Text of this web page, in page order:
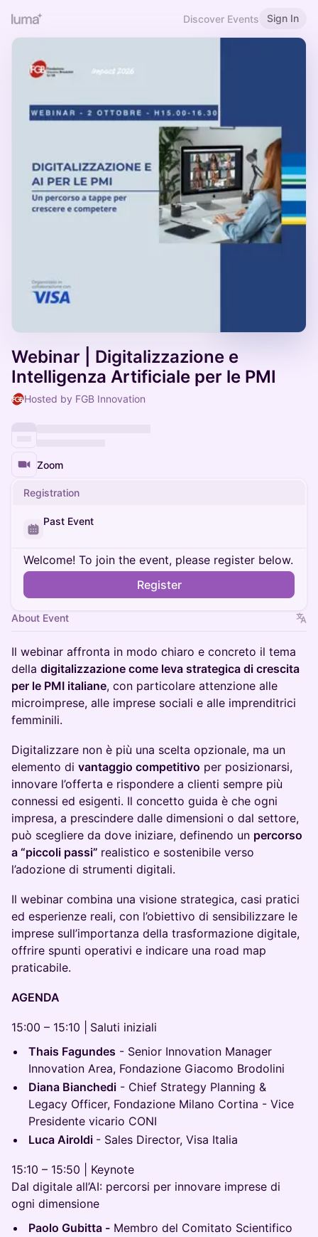
Discover Events Sign In
Webinar | Digitalizzazione e
Intelligenza Artificiale per le PMI
Hosted by FGB Innovation
Zoom
Registration
Past Event
Welcome! To join the event, please register below.
Register
About Event
Il webinar affronta in modo chiaro e concreto il tema
della digitalizzazione come leva strategica di crescita
per le PMI italiane, con particolare attenzione alle
microimprese, alle imprese sociali e alle imprenditrici
femminili.
Digitalizzare non è più una scelta opzionale, ma un
elemento di vantaggio competitivo per posizionarsi,
innovare l’offerta e rispondere a clienti sempre più
connessi ed esigenti. Il concetto guida è che ogni
impresa, a prescindere dalle dimensioni o dal settore,
può scegliere da dove iniziare, definendo un percorso
a “piccoli passi” realistico e sostenibile verso
l’adozione di strumenti digitali.
Il webinar combina una visione strategica, casi pratici
ed esperienze reali, con l’obiettivo di sensibilizzare le
imprese sull’importanza della trasformazione digitale,
offrire spunti operativi e indicare una road map
praticabile.
AGENDA
15:00 – 15:10 |
Saluti iniziali
Thais Fagundes - Senior Innovation Manager
Innovation Area, Fondazione Giacomo Brodolini
Diana Bianchedi - Chief Strategy Planning &
Legacy Officer, Fondazione Milano Cortina - Vice
Presidente vicario CONI
Luca Airoldi - Sales Director, Visa Italia
15:10 – 15:50 | Keynote
Dal digitale all’AI: percorsi per innovare imprese di
ogni dimensione
Paolo Gubitta - Membro del Comitato Scientifico